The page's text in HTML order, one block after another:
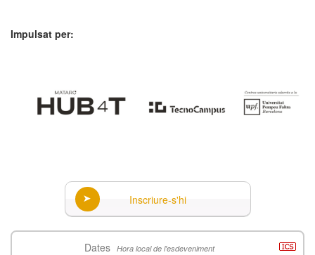
Impulsat per:
Inscriure-s'hi
Dates Hora local de l'esdeveniment